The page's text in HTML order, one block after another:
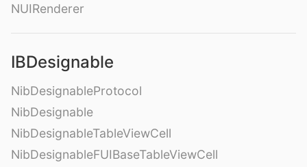
NUIRenderer
IBDesignable
NibDesignableProtocol
NibDesignable
NibDesignableTableViewCell
NibDesignableFUIBaseTableViewCell